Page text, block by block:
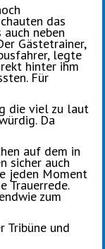
das
neben
Gästetrainer,
legte
hinter ihm
Für
die viel zu laut
Da
auf dem in
sicher auch
jeden Moment
Trauerrede.
zum
Tribüne und